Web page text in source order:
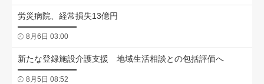
労災病院、経常損失13億円
8月6日 03:00
新たな登録施設介護支援 地域生活相談との包括評価へ
8月5日 08:52